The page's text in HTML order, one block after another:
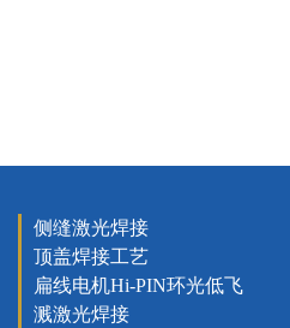
侧缝激光焊接
顶盖焊接工艺
扁线电机Hi-PIN环光低飞
溅激光焊接